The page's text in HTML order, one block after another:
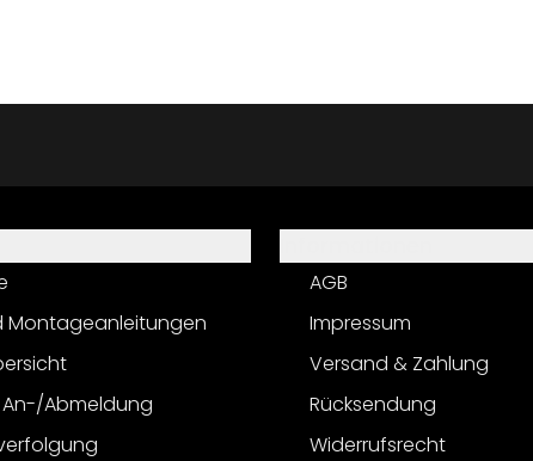
Montageanleitungen
Abmeldung
AGB
Impressum
Versand & Zahlung
Rücksendung
Widerrufsrecht